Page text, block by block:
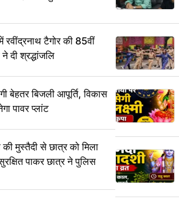
टैगोर की 85वीं
दी श्रद्धांजलि
बेहतर बिजली आपूर्ति, विकास
पावर प्लांट
मुस्तैदी से छात्र को मिला
पाकर छात्र ने पुलिस